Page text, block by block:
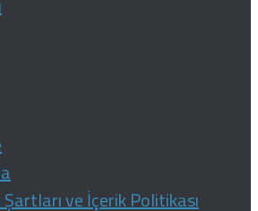
Şartları ve İçerik Politikası